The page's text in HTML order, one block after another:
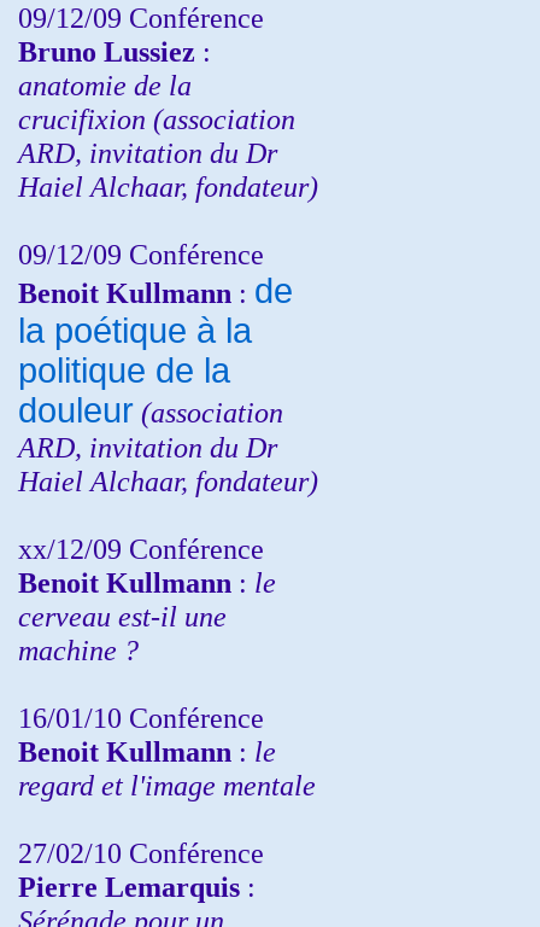
09/12/09 Conférence
Bruno Lussiez :
anatomie de la
crucifixion (association
ARD, invitation du Dr
Haiel Alchaar, fondateur)
09/12/09 Conférence
Benoit Kullmann : de
la poétique à la
politique de la
douleur (association
ARD, invitation du Dr
Haiel Alchaar, fondateur)
xx/12/09 Conférence
Benoit Kullmann : le
cerveau est-il une
machine ?
16/01/10 Conférence
Benoit Kullmann : le
regard et l'image mentale
27/02/10 Conférence
Pierre Lemarquis :
Sérénade pour un